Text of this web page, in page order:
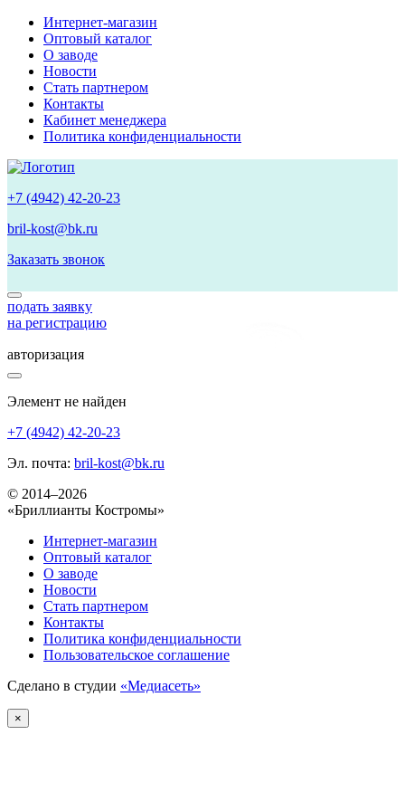
Интернет-магазин
Оптовый каталог
О заводе
Новости
Стать партнером
Контакты
Кабинет менеджера
Политика конфиденциальности
+7 (4942) 42-20-23
bril-kost@bk.ru
Заказать звонок
подать заявку
на регистрацию
авторизация
Элемент не найден
+7 (4942) 42-20-23
Эл. почта: bril-kost@bk.ru
© 2014–2026
«Бриллианты Костромы»
Интернет-магазин
Оптовый каталог
О заводе
Новости
Стать партнером
Контакты
Политика конфиденциальности
Пользовательское соглашение
Сделано в студии «Медиасеть»
×